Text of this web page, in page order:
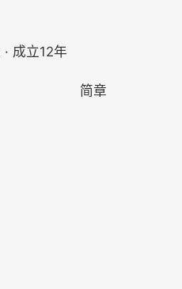
成立12年
简章